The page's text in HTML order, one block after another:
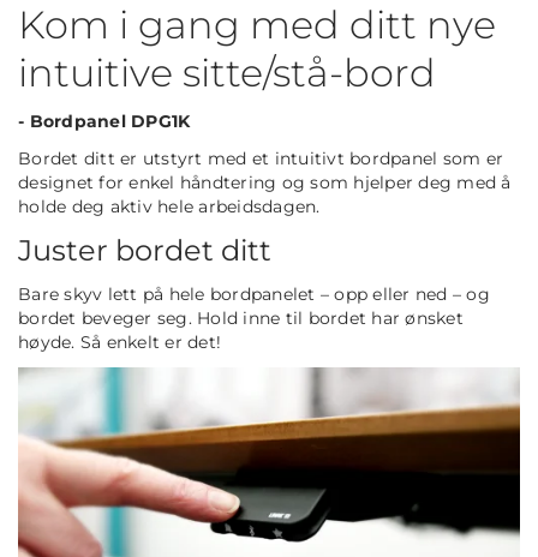
Kom i gang med ditt nye
intuitive sitte/stå-bord
- Bordpanel DPG1K
Bordet ditt er utstyrt med et intuitivt bordpanel som er
designet for enkel håndtering og som hjelper deg med å
holde deg aktiv hele arbeidsdagen.
Juster bordet ditt
Bare skyv lett på hele bordpanelet – opp eller ned – og
bordet beveger seg. Hold inne til bordet har ønsket
høyde. Så enkelt er det!